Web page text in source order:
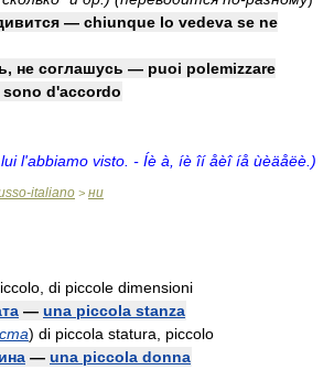
— chiunque lo vedeva se ne
не соглашусь — puoi polemizzare
d'accordo
l'abbiamo visto. - Íè à, íè îí åèî íå ùèäåëè.)
italiano > ни
di piccole dimensioni
— una piccola stanza
) di piccola statura, piccolo
— una piccola donna